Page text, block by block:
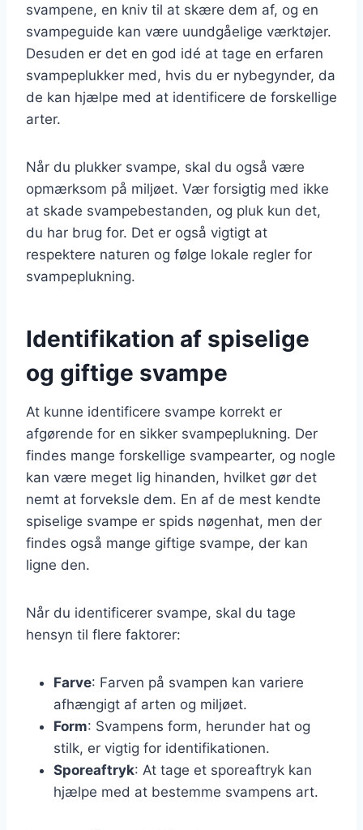
svampene, en kniv til at skære dem af, og en
svampeguide kan være uundgåelige værktøjer.
Desuden er det en god idé at tage en erfaren
svampeplukker med, hvis du er nybegynder, da
de kan hjælpe med at identificere de forskellige
arter.
Når du plukker svampe, skal du også være
opmærksom på miljøet. Vær forsigtig med ikke
at skade svampebestanden, og pluk kun det,
du har brug for. Det er også vigtigt at
respektere naturen og følge lokale regler for
svampeplukning.
Identifikation af spiselige
og giftige svampe
At kunne identificere svampe korrekt er
afgørende for en sikker svampeplukning. Der
findes mange forskellige svampearter, og nogle
kan være meget lig hinanden, hvilket gør det
nemt at forveksle dem. En af de mest kendte
spiselige svampe er spids nøgenhat, men der
findes også mange giftige svampe, der kan
ligne den.
Når du identificerer svampe, skal du tage
hensyn til flere faktorer:
Farve: Farven på svampen kan variere
afhængigt af arten og miljøet.
Form: Svampens form, herunder hat og
stilk, er vigtig for identifikationen.
Sporeaftryk: At tage et sporeaftryk kan
hjælpe med at bestemme svampens art.